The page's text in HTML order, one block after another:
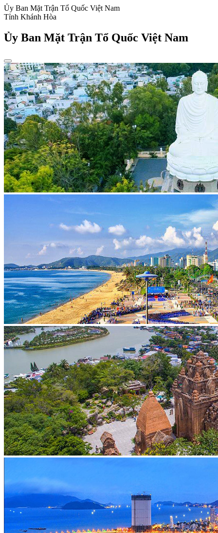
Ủy Ban Mặt Trận Tổ Quốc Việt Nam
Tỉnh Khánh Hòa
Ủy Ban Mặt Trận Tổ Quốc Việt Nam